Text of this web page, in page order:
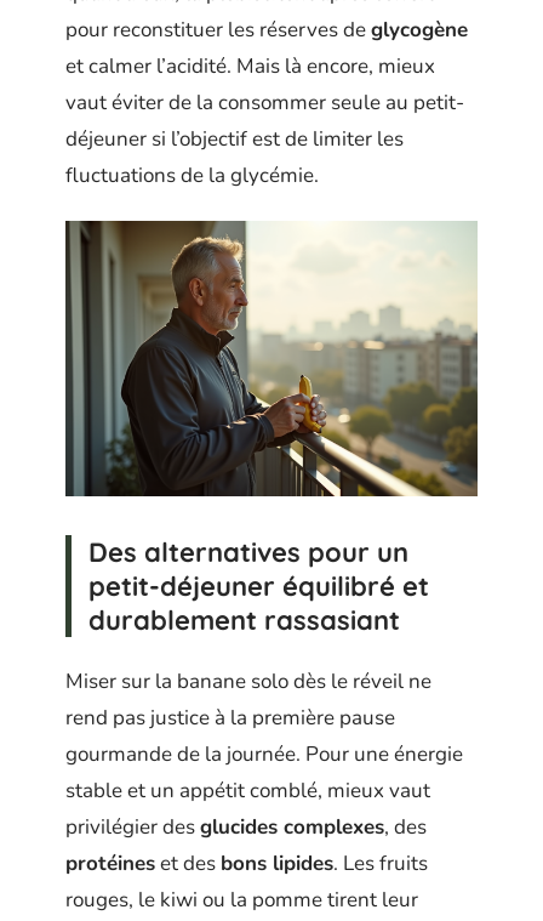
pour reconstituer les réserves deglycogène
et calmer l’acidité. Mais là encore, mieux
vaut éviter de la consommer seule au petit-
déjeuner si l’objectif est de limiter les
fluctuations de la glycémie.
Des alternatives pour un
petit-déjeuner équilibré et
durablement rassasiant
Miser sur la banane solo dès le réveil ne
rend pas justice à la première pause
gourmande de la journée. Pour une énergie
stable et un appétit comblé, mieux vaut
privilégier desglucides complexes, des
protéineset des bons lipides. Les fruits
rouges, le kiwi ou la pomme tirent leur